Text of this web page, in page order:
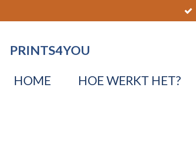
direct
dePRINTS4YOU
HOME HOE WERKT HET?